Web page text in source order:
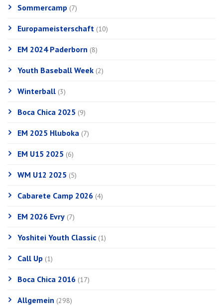
Sommercamp (7)
Europameisterschaft (10)
EM 2024 Paderborn (8)
Youth Baseball Week (2)
Winterball (3)
Boca Chica 2025 (9)
EM 2025 Hluboka (7)
EM U15 2025 (6)
WM U12 2025 (5)
Cabarete Camp 2026 (4)
EM 2026 Evry (7)
Yoshitei Youth Classic (1)
Call Up (1)
Boca Chica 2016 (17)
Allgemein (298)